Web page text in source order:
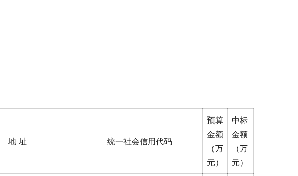
地 址 统一社会信用代码
预算
金额
（万
元）
中标
金额
（万
元）